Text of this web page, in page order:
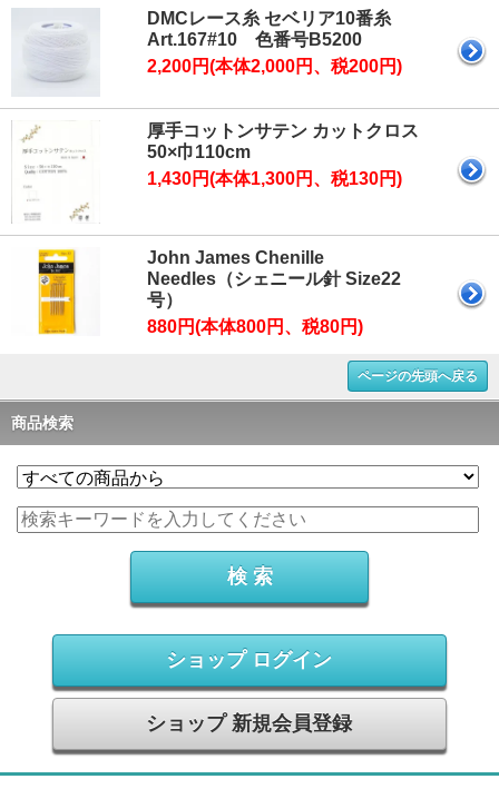
DMCレース糸 セベリア10番糸
Art.167#10 色番号B5200
2,200円(本体2,000円、税200円)
厚手コットンサテン カットクロス
50×巾110cm
1,430円(本体1,300円、税130円)
John James Chenille
Needles（シェニール針 Size22
号）
880円(本体800円、税80円)
ページの先頭へ戻る
商品検索
ショップ ログイン
ショップ 新規会員登録